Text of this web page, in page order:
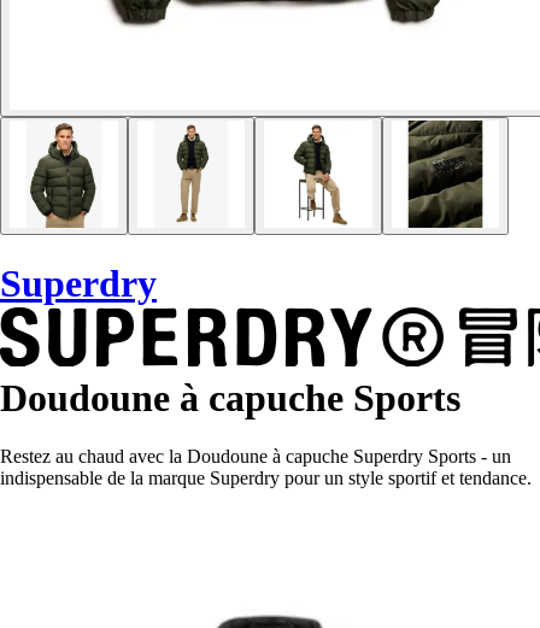
Superdry
Doudoune à capuche Sports
Restez au chaud avec la Doudoune à capuche Superdry Sports - un
indispensable de la marque Superdry pour un style sportif et tendance.